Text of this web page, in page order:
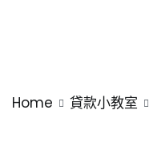
Home 貸款小教室